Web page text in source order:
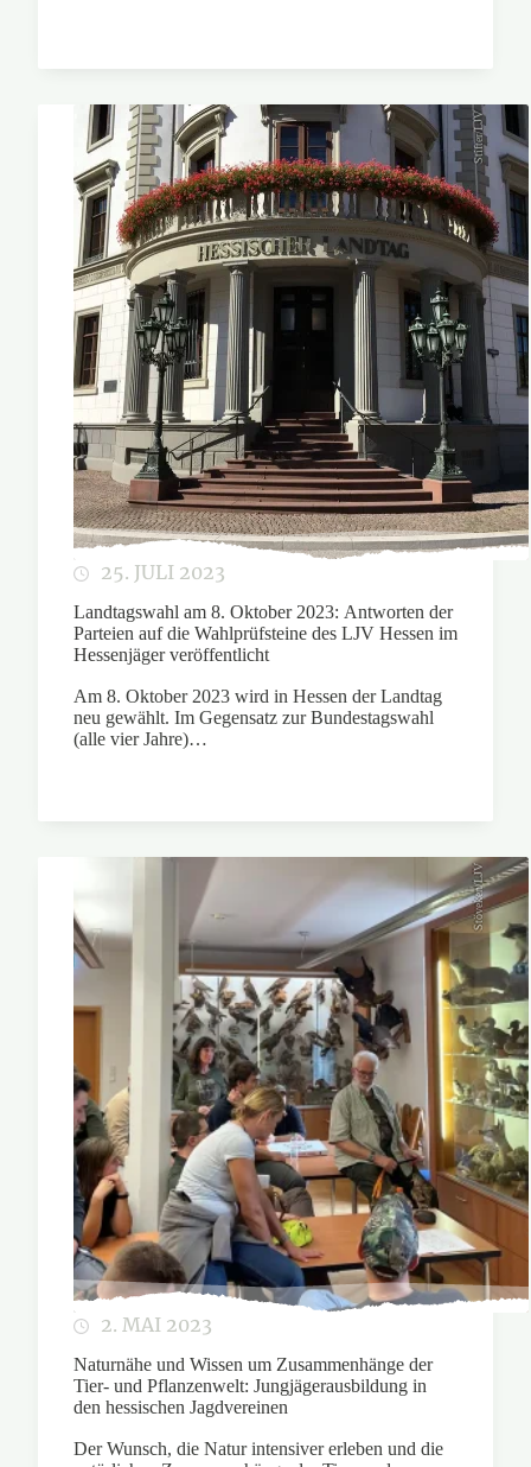
Stifter/LJV
25. JULI 2023
Landtagswahl am 8. Oktober 2023: Antworten der
Parteien auf die Wahlprüfsteine des LJV Hessen im
Hessenjäger veröffentlicht
Am 8. Oktober 2023 wird in Hessen der Landtag
neu gewählt. Im Gegensatz zur Bundestagswahl
(alle vier Jahre)…
Stöveken/LJV
2. MAI 2023
Naturnähe und Wissen um Zusammenhänge der
Tier- und Pflanzenwelt: Jungjägerausbildung in
den hessischen Jagdvereinen
Der Wunsch, die Natur intensiver erleben und die